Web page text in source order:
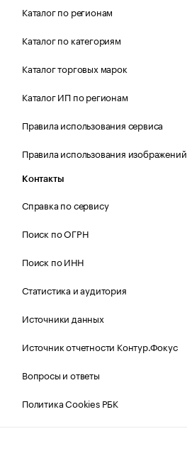
Каталог по регионам
Каталог по категориям
Каталог торговых марок
Каталог ИП по регионам
Правила использования сервиса
Правила использования изображений
Контакты
Справка по сервису
Поиск по ОГРН
Поиск по ИНН
Статистика и аудитория
Источники данных
Источник отчетности Контур.Фокус
Вопросы и ответы
Политика Cookies РБК